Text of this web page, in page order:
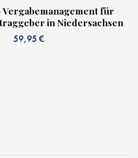
Vergabemanagement für
in Niedersachsen
59,95 €